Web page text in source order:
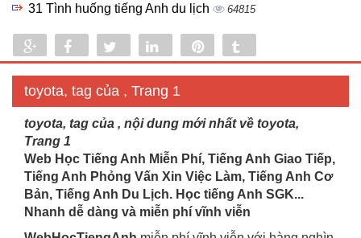
31 Tình huống tiếng Anh du lịch 64815
Share Share Tweet Share
toyota, tag của , Trang 1
toyota, tag của , nội dung mới nhất về toyota,
Trang 1
Web Học Tiếng Anh Miễn Phí, Tiếng Anh Giao Tiếp,
Tiếng Anh Phỏng Vấn Xin Việc Làm, Tiếng Anh Cơ
Bản, Tiếng Anh Du Lịch. Học tiếng Anh SGK...
Nhanh dễ dàng và miễn phí vĩnh viễn